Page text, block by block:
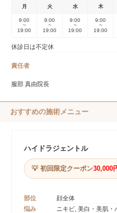
月 火 水 木
9:00
~
19:00
9:00
~
19:00
9:00
~
19:00
9:00
~
19:00
休診日は不定休
責任者
服部 真由院長
おすすめの施術メニュー
ハイドラジェントル
💡 初回限定クーポン30,000
部位
顔全体
悩み
ニキビ, 美白・美肌・